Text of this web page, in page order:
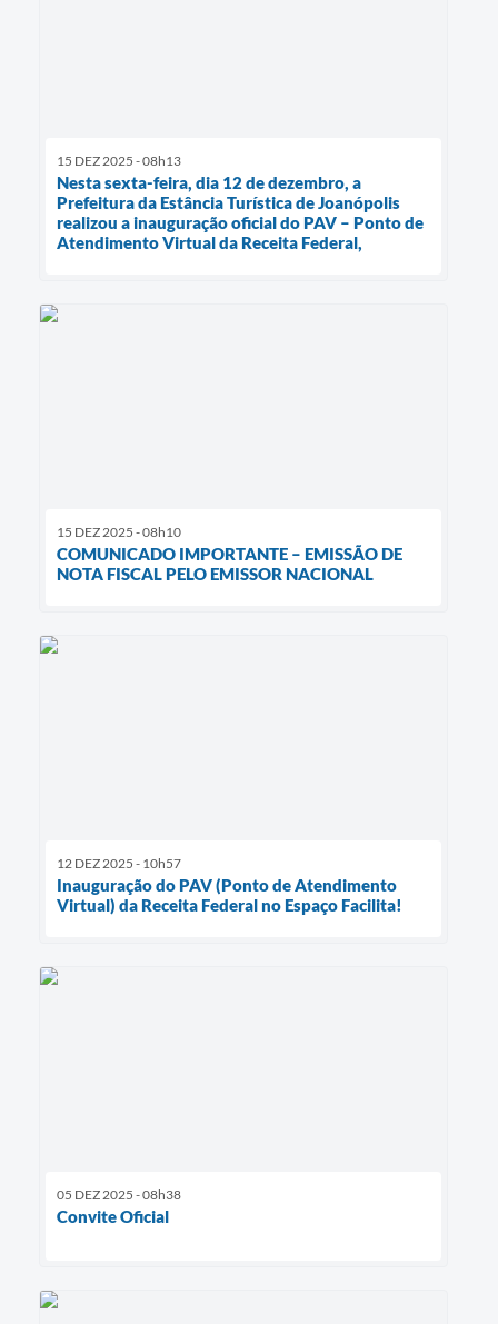
15 DEZ 2025 - 08h13
Nesta sexta-feira, dia 12 de dezembro, a
Prefeitura da Estância Turística de Joanópolis
realizou a inauguração oficial do PAV – Ponto de
Atendimento Virtual da Receita Federal,
15 DEZ 2025 - 08h10
COMUNICADO IMPORTANTE – EMISSÃO DE
NOTA FISCAL PELO EMISSOR NACIONAL
12 DEZ 2025 - 10h57
Inauguração do PAV (Ponto de Atendimento
Virtual) da Receita Federal no Espaço Facilita!
05 DEZ 2025 - 08h38
Convite Oficial